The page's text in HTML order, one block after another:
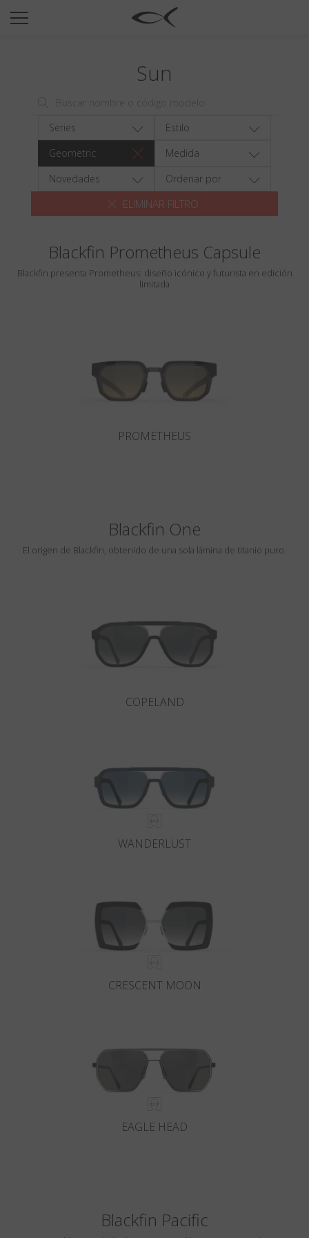
SUN
TITANIUM
NEWSROOM
TIENDAS
Favoritos
Buscar
Sun
Series
Estilo
Geometric
Medida
Novedades
Ordenar por
ELIMINAR FILTRO
Blackfin Prometheus Capsule
Blackfin presenta Prometheus: diseño icónico y futurista en edición
limitada
PROMETHEUS
Blackfin One
El origen de Blackfin, obtenido de una sola lámina de titanio puro.
COPELAND
WANDERLUST
CRESCENT MOON
EAGLE HEAD
Blackfin Pacific